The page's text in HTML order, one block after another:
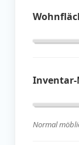
Inventar-
Normal